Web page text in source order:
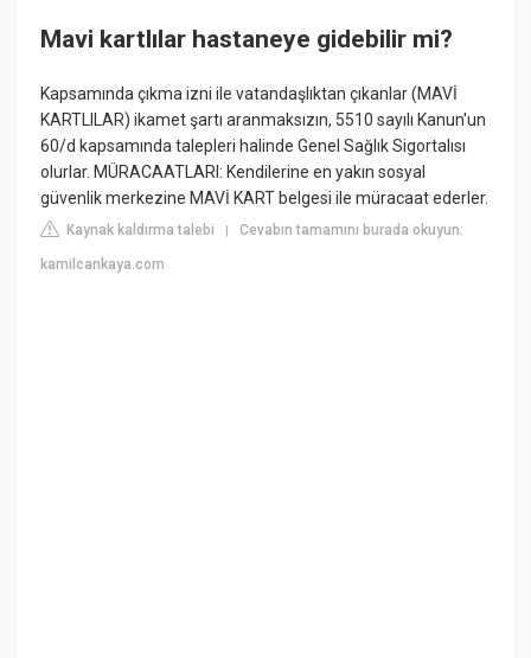
Mavi kartlılar hastaneye gidebilir mi?
Kapsamında çıkma izni ile vatandaşlıktan çıkanlar (MAVİ
KARTLILAR) ikamet şartı aranmaksızın, 5510 sayılı Kanun'un
60/d kapsamında talepleri halinde Genel Sağlık Sigortalısı
olurlar. MÜRACAATLARI: Kendilerine en yakın sosyal
güvenlik merkezine MAVİ KART belgesi ile müracaat ederler.
Kaynak kaldırma talebi |Cevabın tamamını burada okuyun:
kamilcankaya.com